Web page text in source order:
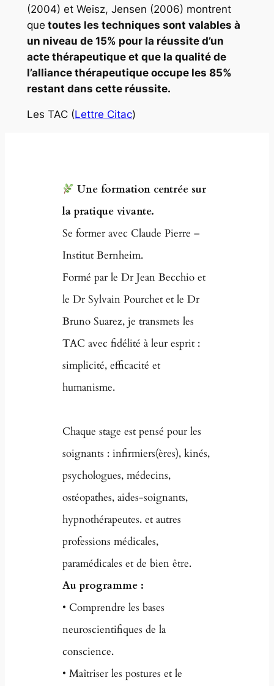
(2004) et Weisz, Jensen (2006) montrent
que toutes les techniques sont valables à
un niveau de 15% pour la réussite d’un
acte thérapeutique et que la qualité de
l’alliance thérapeutique occupe les 85%
restant dans cette réussite.
Les TAC (Lettre Citac)
Une formation centrée sur
la pratique vivante.
Se former avec Claude Pierre –
Institut Bernheim.
Formé par le Dr Jean Becchio et
le Dr Sylvain Pourchet et le Dr
Bruno Suarez, je transmets les
TAC avec fidélité à leur esprit :
simplicité, efficacité et
humanisme.
Chaque stage est pensé pour les
soignants : infirmiers(ères), kinés,
psychologues, médecins,
ostéopathes, aides-soignants,
hypnothérapeutes. et autres
professions médicales,
paramédicales et de bien être.
Au programme :
• Comprendre les bases
neuroscientifiques de la
conscience.
• Maîtriser les postures et le